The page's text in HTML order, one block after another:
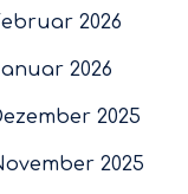
2026
2026
2025
2025